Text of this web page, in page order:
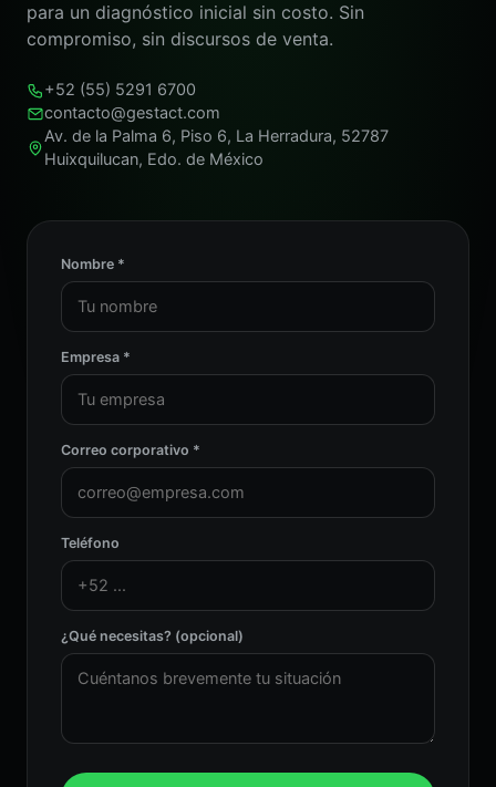
para un diagnóstico inicial sin costo. Sin
compromiso, sin discursos de venta.
+52 (55) 5291 6700
contacto@gestact.com
Av. de la Palma 6, Piso 6, La Herradura, 52787
Huixquilucan, Edo. de México
Nombre *
Empresa *
Correo corporativo *
Teléfono
¿Qué necesitas? (opcional)